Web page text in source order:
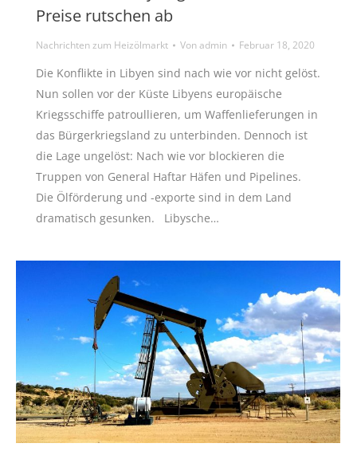
Preise rutschen ab
Nachrichten zum Heizölmarkt Vonadmin Februar 18, 2020
Die Konflikte in Libyen sind nach wie vor nicht gelöst.
Nun sollen vor der Küste Libyens europäische
Kriegsschiffe patroullieren, um Waffenlieferungen in
das Bürgerkriegsland zu unterbinden. Dennoch ist
die Lage ungelöst: Nach wie vor blockieren die
Truppen von General Haftar Häfen und Pipelines.
Die Ölförderung und -exporte sind in dem Land
dramatisch gesunken. Libysche…